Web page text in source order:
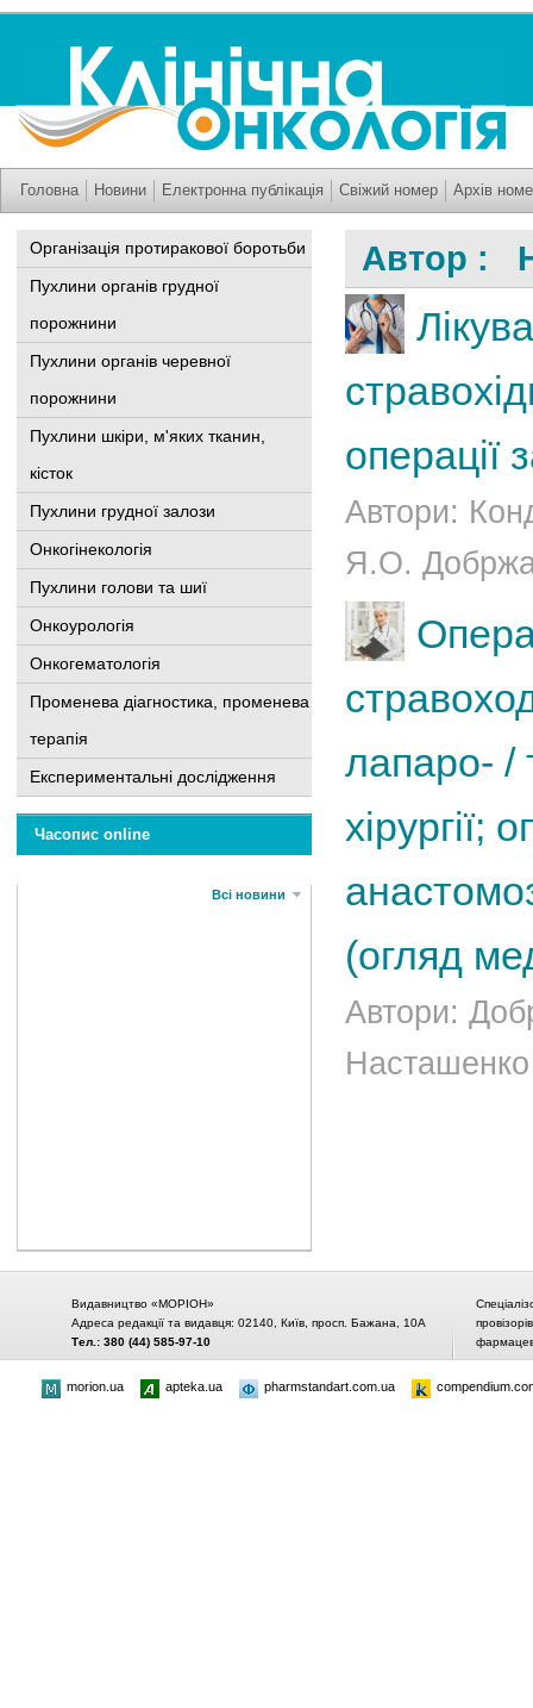
Головна Новини Електронна публікація Свіжий номер Архів
Організація протиракової боротьби
Пухлини органів грудної
порожнини
Пухлини органів черевної
порожнини
Пухлини шкіри, м'яких тканин,
кісток
Пухлини грудної залози
Онкогінекологія
Пухлини голови та шиї
Онкоурологія
Онкогематологія
Променева діагностика, променева
терапія
Експериментальні дослідження
Часопис online
Всі новини
Автор :
операції
Автори:
Я.О.
лапаро- /
хірургії;
(огляд
Автори:
Видавництво «МОРІОН»
Адреса редакції та видавця: 02140, Київ, просп. Бажана, 10А
Тел.: 380 (44) 585-97-10
morion.ua apteka.ua pharmstandart.com.ua